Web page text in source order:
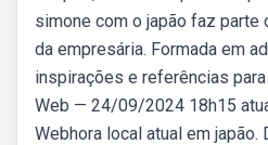
simone com o japão faz parte
da empresária. Formada em
inspirações e referências
Web — 24/09/2024 18h15
Webhora local atual em japão.